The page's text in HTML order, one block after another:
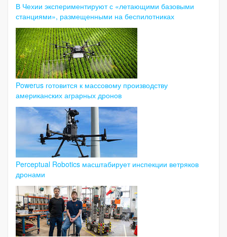
В Чехии экспериментируют с «летающими базовыми
станциями», размещенными на беспилотниках
Powerus готовится к массовому производству
американских аграрных дронов
Perceptual Robotics масштабирует инспекции ветряков
дронами